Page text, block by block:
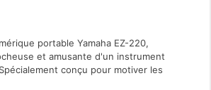
portable Yamaha EZ-220,
et amusante d'un instrument
conçu pour motiver les